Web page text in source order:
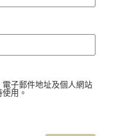
子郵件地址及個人網站
用。